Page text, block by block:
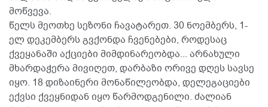
მოწვევა.
წელს მეოთხე სეზონი ჩავატარეთ. 30 ნოემბერს, 1-
ელ დეკემბერს გვქონდა ჩვენებები, როდესაც
ქვეყანაში აქციები მიმდინარეობდა... არნახული
მხარდაჭერა მივიღეთ, დარბაზი ორივე დღეს სავსე
იყო. 18 დიზაინერი მონაწილეობდა, დელეგაციები
ექვსი ქვეყნიდან იყო წარმოდგენილი. ძალიან